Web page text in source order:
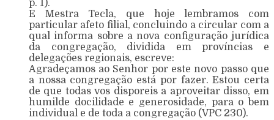
p. 1).
E Mestra Tecla, que hoje lembramos com
particular afeto filial, concluindo a circular com a
qual informa sobre a nova configuração jurídica
da congregação, dividida em províncias e
delegações regionais, escreve:
Agradeçamos ao Senhor por este novo passo que
a nossa congregação está por fazer. Estou certa
de que todas vos disporeis a aproveitar disso, em
humilde docilidade e generosidade, para o bem
individual e de toda a congregação (VPC 230).